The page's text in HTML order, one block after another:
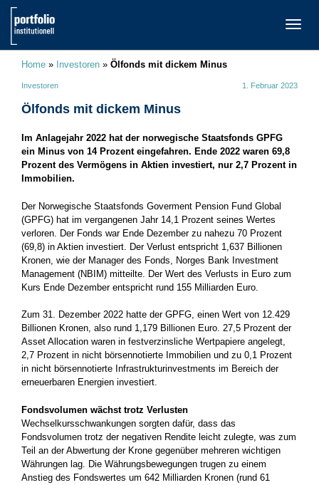
Home » Investoren » Ölfonds mit dickem Minus
Investoren 1. Februar 2023
Ölfonds mit dickem Minus
Im Anlagejahr 2022 hat der norwegische Staatsfonds GPFG
ein Minus von 14 Prozent eingefahren. Ende 2022 waren 69,8
Prozent des Vermögens in Aktien investiert, nur 2,7 Prozent in
Immobilien.
Der Norwegische Staatsfonds Goverment Pension Fund Global
(GPFG) hat im vergangenen Jahr 14,1 Prozent seines Wertes
verloren. Der Fonds war Ende Dezember zu nahezu 70 Prozent
(69,8) in Aktien investiert. Der Verlust entspricht 1,637 Billionen
Kronen, wie der Manager des Fonds, Norges Bank Investment
Management (NBIM) mitteilte. Der Wert des Verlusts in Euro zum
Kurs Ende Dezember entspricht rund 155 Milliarden Euro.
Zum 31. Dezember 2022 hatte der GPFG, einen Wert von 12.429
Billionen Kronen, also rund 1,179 Billionen Euro. 27,5 Prozent der
Asset Allocation waren in festverzinsliche Wertpapiere angelegt,
2,7 Prozent in nicht börsennotierte Immobilien und zu 0,1 Prozent
in nicht börsennotierte Infrastrukturinvestments im Bereich der
erneuerbaren Energien investiert.
Fondsvolumen wächst trotz Verlusten
Wechselkursschwankungen sorgten dafür, dass das
Fondsvolumen trotz der negativen Rendite leicht zulegte, was zum
Teil an der Abwertung der Krone gegenüber mehreren wichtigen
Währungen lag. Die Währungsbewegungen trugen zu einem
Anstieg des Fondswertes um 642 Milliarden Kronen (rund 61